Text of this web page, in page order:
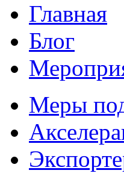
Главная
Блог
Меры